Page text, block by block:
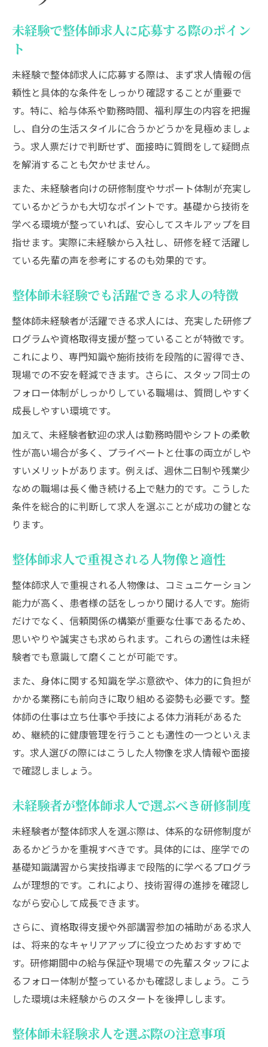
未経験で整体師求人に応募する際のポイン
ト
未経験で整体師求人に応募する際は、まず求人情報の信
頼性と具体的な条件をしっかり確認することが重要で
す。特に、給与体系や勤務時間、福利厚生の内容を把握
し、自分の生活スタイルに合うかどうかを見極めましょ
う。求人票だけで判断せず、面接時に質問をして疑問点
を解消することも欠かせません。
また、未経験者向けの研修制度やサポート体制が充実し
ているかどうかも大切なポイントです。基礎から技術を
学べる環境が整っていれば、安心してスキルアップを目
指せます。実際に未経験から入社し、研修を経て活躍し
ている先輩の声を参考にするのも効果的です。
整体師未経験でも活躍できる求人の特徴
整体師未経験者が活躍できる求人には、充実した研修プ
ログラムや資格取得支援が整っていることが特徴です。
これにより、専門知識や施術技術を段階的に習得でき、
現場での不安を軽減できます。さらに、スタッフ同士の
フォロー体制がしっかりしている職場は、質問しやすく
成長しやすい環境です。
加えて、未経験者歓迎の求人は勤務時間やシフトの柔軟
性が高い場合が多く、プライベートと仕事の両立がしや
すいメリットがあります。例えば、週休二日制や残業少
なめの職場は長く働き続ける上で魅力的です。こうした
条件を総合的に判断して求人を選ぶことが成功の鍵とな
ります。
整体師求人で重視される人物像と適性
整体師求人で重視される人物像は、コミュニケーション
能力が高く、患者様の話をしっかり聞ける人です。施術
だけでなく、信頼関係の構築が重要な仕事であるため、
思いやりや誠実さも求められます。これらの適性は未経
験者でも意識して磨くことが可能です。
また、身体に関する知識を学ぶ意欲や、体力的に負担が
かかる業務にも前向きに取り組める姿勢も必要です。整
体師の仕事は立ち仕事や手技による体力消耗があるた
め、継続的に健康管理を行うことも適性の一つといえま
す。求人選びの際にはこうした人物像を求人情報や面接
で確認しましょう。
未経験者が整体師求人で選ぶべき研修制度
未経験者が整体師求人を選ぶ際は、体系的な研修制度が
あるかどうかを重視すべきです。具体的には、座学での
基礎知識講習から実技指導まで段階的に学べるプログラ
ムが理想的です。これにより、技術習得の進捗を確認し
ながら安心して成長できます。
さらに、資格取得支援や外部講習参加の補助がある求人
は、将来的なキャリアアップに役立つためおすすめで
す。研修期間中の給与保証や現場での先輩スタッフによ
るフォロー体制が整っているかも確認しましょう。こう
した環境は未経験からのスタートを後押しします。
整体師未経験求人を選ぶ際の注意事項